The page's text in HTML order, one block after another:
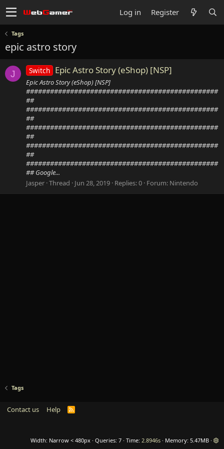
Log in Register
Tags
epic astro story
J Switch Epic Astro Story (eShop) [NSP]
Epic Astro Story (eShop) [NSP]
################################################
##
################################################
##
################################################
##
################################################
##
################################################
## Google...
Jasper Thread Jun 28, 2019 Replies: 0 Forum: Nintendo
Tags
Contact us Help
R
Width Queries 7 Time 2.8946s Memory 5.47MB